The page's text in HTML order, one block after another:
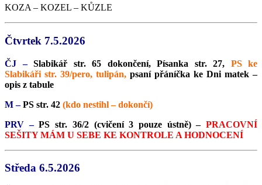
KOZA – KOZEL – KŮZLE
Čtvrtek 7.5.2026
ČJ – Slabikář str. 65 dokončení, Písanka str. 27, PS ke
Slabikáři str. 39/pero, tulipán, psaní přáníčka ke Dni matek –
opis z tabule
M –PS str. 42 (kdo nestihl – dokončí)
PRV –PS str. 36/2 (cvičení 3 pouze ústně) –PRACOVNÍ
SEŠITY MÁM U SEBE KE KONTROLE A HODNOCENÍ
Středa 6.5.2026